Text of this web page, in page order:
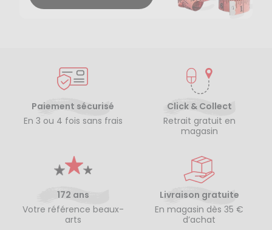
Paiement sécurisé
En 3 ou 4 fois sans frais
Click & Collect
Retrait gratuit en
magasin
172 ans
Votre référence beaux-
arts
Livraison gratuite
En magasin dès 35 €
d’achat